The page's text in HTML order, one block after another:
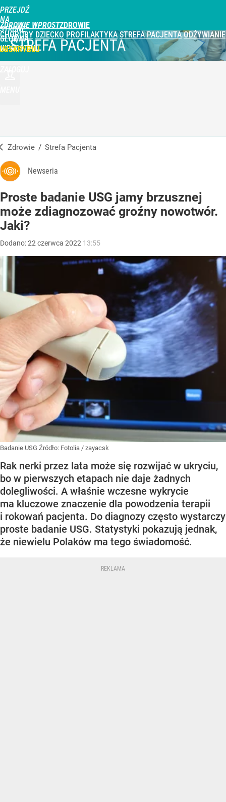
PRZEJDŹ
NA
STRONĘ
GŁÓWNĄ
WPROST.PL
ZDROWIE WPROST
CHOROBY DZIECKO PROFILAKTYKA STREFA PACJENTA ODŻYWIANIE
STREFA PACJENTA
Zdrowie / Strefa Pacjenta
Newseria
Proste badanie USG jamy brzusznej
może zdiagnozować groźny nowotwór.
Jaki?
Dodano:22 czerwca 2022 13:55
Badanie USG Źródło: Fotolia / zayacsk
Rak nerki przez lata może się rozwijać w ukryciu,
bo w pierwszych etapach nie daje żadnych
dolegliwości. A właśnie wczesne wykrycie
ma kluczowe znaczenie dla powodzenia terapii
i rokowań pacjenta. Do diagnozy często wystarczy
proste badanie USG. Statystyki pokazują jednak,
że niewielu Polaków ma tego świadomość.